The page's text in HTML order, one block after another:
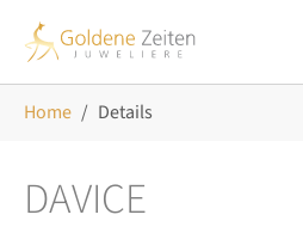
Home Details
DAVICE